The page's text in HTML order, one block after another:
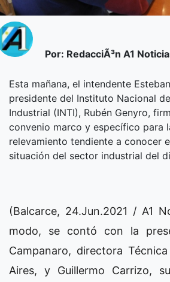
Por: RedacciÃ³n A1
Esta mañana, el intendente
presidente del Instituto Nacional
Industrial (INTI), Rubén Genyro,
convenio marco y específico para
relevamiento tendiente a conocer
situación del sector industrial del
(Balcarce, 24.Jun.2021 / A1
modo, se contó con la
Campanaro, directora
Aires, y Guillermo Carrizo,